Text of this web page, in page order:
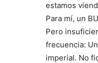
estamos
Para mí, un
Pero
frecuencia:
imperial. No